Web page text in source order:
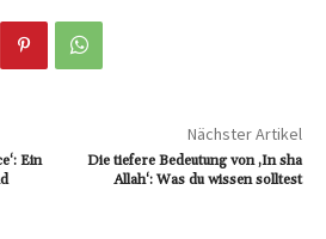
Ein
Nächster Artikel
Die tiefere Bedeutung von ‚In sha
Allah‘: Was du wissen solltest